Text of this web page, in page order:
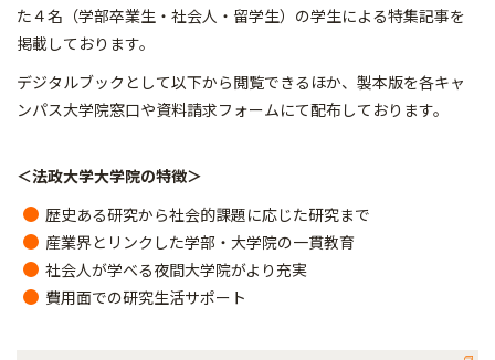
た４名（学部卒業生・社会人・留学生）の学生による特集記事を
掲載しております。
デジタルブックとして以下から閲覧できるほか、製本版を各キャ
ンパス大学院窓口や資料請求フォームにて配布しております。
＜法政大学大学院の特徴＞
歴史ある研究から社会的課題に応じた研究まで
産業界とリンクした学部・大学院の一貫教育
社会人が学べる夜間大学院がより充実
費用面での研究生活サポート